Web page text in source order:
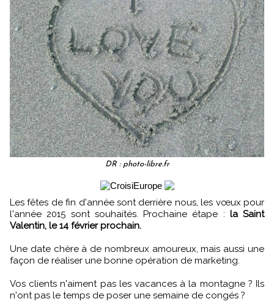
DR : photo-libre.fr
Les fêtes de fin d'année sont derrière nous, les vœux pour
l'année 2015 sont souhaités. Prochaine étape : la Saint
Valentin, le 14 février prochain.
Une date chère à de nombreux amoureux, mais aussi une
façon de réaliser une bonne opération de marketing.
Vos clients n'aiment pas les vacances à la montagne ? Ils
n'ont pas le temps de poser une semaine de congés ?